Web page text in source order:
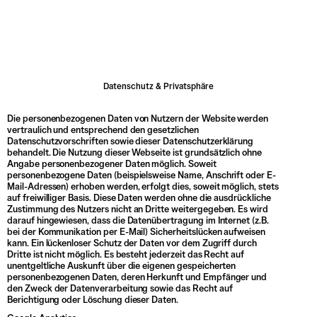
Datenschutz & Privatsphäre
Die personenbezogenen Daten von Nutzern der Website werden
vertraulich und entsprechend den gesetzlichen
Datenschutzvorschriften sowie dieser Datenschutzerklärung
behandelt. Die Nutzung dieser Webseite ist grundsätzlich ohne
Angabe personenbezogener Daten möglich. Soweit
personenbezogene Daten (beispielsweise Name, Anschrift oder E-
Mail-Adressen) erhoben werden, erfolgt dies, soweit möglich, stets
auf freiwilliger Basis. Diese Daten werden ohne die ausdrückliche
Zustimmung des Nutzers nicht an Dritte weitergegeben. Es wird
darauf hingewiesen, dass die Datenübertragung im Internet (z.B.
bei der Kommunikation per E-Mail) Sicherheitslücken aufweisen
kann. Ein lückenloser Schutz der Daten vor dem Zugriff durch
Dritte ist nicht möglich. Es besteht jederzeit das Recht auf
unentgeltliche Auskunft über die eigenen gespeicherten
personenbezogenen Daten, deren Herkunft und Empfänger und
den Zweck der Datenverarbeitung sowie das Recht auf
Berichtigung oder Löschung dieser Daten.